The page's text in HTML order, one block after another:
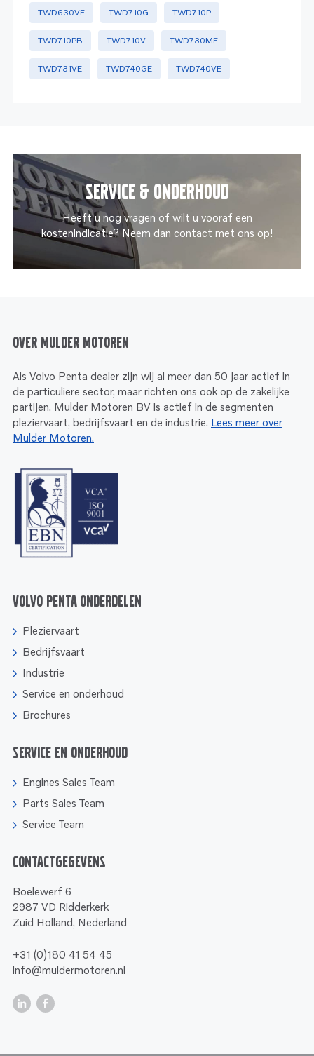
TWD630VE TWD710G TWD710P
TWD710PB TWD710V TWD730ME
TWD731VE TWD740GE TWD740VE
Service & onderhoud
Heeft u nog vragen of wilt u vooraf een
kostenindicatie? Neem dan contact met ons op!
Over Mulder Motoren
Als Volvo Penta dealer zijn wij al meer dan 50 jaar actief in
de particuliere sector, maar richten ons ook op de zakelijke
partijen. Mulder Motoren BV is actief in de segmenten
pleziervaart, bedrijfsvaart en de industrie. Lees meer over
Mulder Motoren.
Volvo Penta onderdelen
Pleziervaart
Bedrijfsvaart
Industrie
Service en onderhoud
Brochures
Service en onderhoud
Engines Sales Team
Parts Sales Team
Service Team
Contactgegevens
Boelewerf 6
2987 VD Ridderkerk
Zuid Holland, Nederland
+31 (0)180 41 54 45
info@muldermotoren.nl